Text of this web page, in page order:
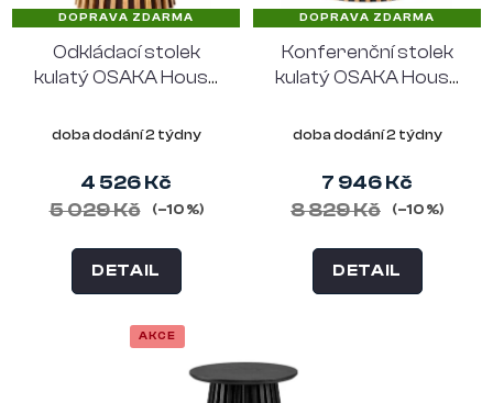
DOPRAVA ZDARMA
Odkládací stolek
kulatý OSAKA House
přírodní dub
doba dodání 2 týdny
4 526 Kč
5 029 Kč
(–10 %)
DETAIL
DOPRAVA ZDARMA
Konferenční stolek
kulatý OSAKA House
přírodní dub
doba dodání 2 týdny
7 946 Kč
8 829 Kč
(–10 %)
DETAIL
AKCE